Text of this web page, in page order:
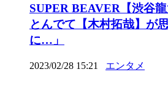
SUPER BEAVER【渋谷
とんでて【木村拓哉】が
に…」
2023/02/28 15:21 エンタメ